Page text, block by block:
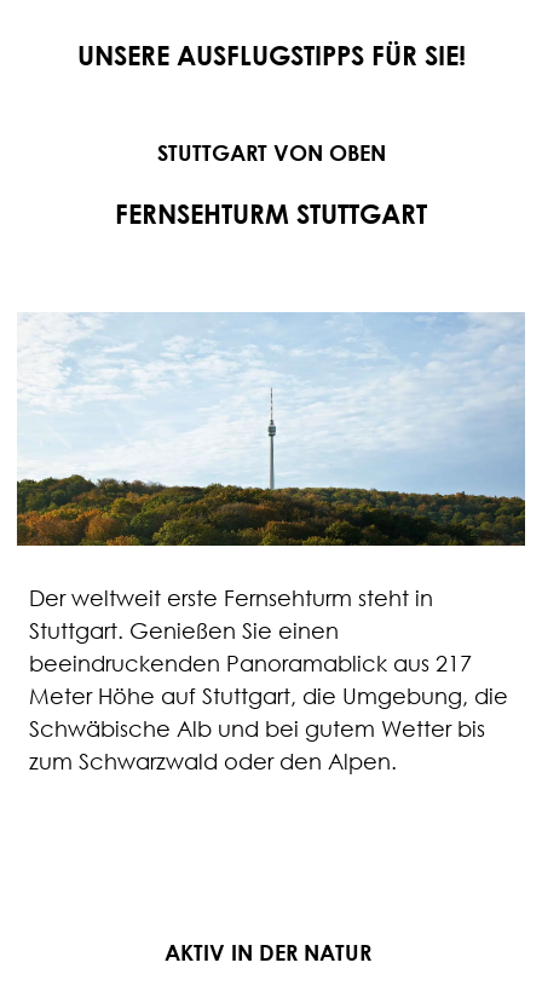
UNSERE AUSFLUGSTIPPS FÜR SIE!
STUTTGART VON OBEN
FERNSEHTURM STUTTGART
Der weltweit erste Fernsehturm steht in
Stuttgart. Genießen Sie einen
beeindruckenden Panoramablick aus 217
Meter Höhe auf Stuttgart, die Umgebung, die
Schwäbische Alb und bei gutem Wetter bis
zum Schwarzwald oder den Alpen.
AKTIV IN DER NATUR